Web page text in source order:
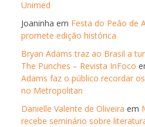
Unimed
Joaninha em Festa do Peão de
promete edição histórica
Bryan Adams traz ao Brasil a
The Punches – Revista InFoco
Adams faz o público recordar
no Metropolitan
Danielle Valente de Oliveira em
recebe seminário sobre